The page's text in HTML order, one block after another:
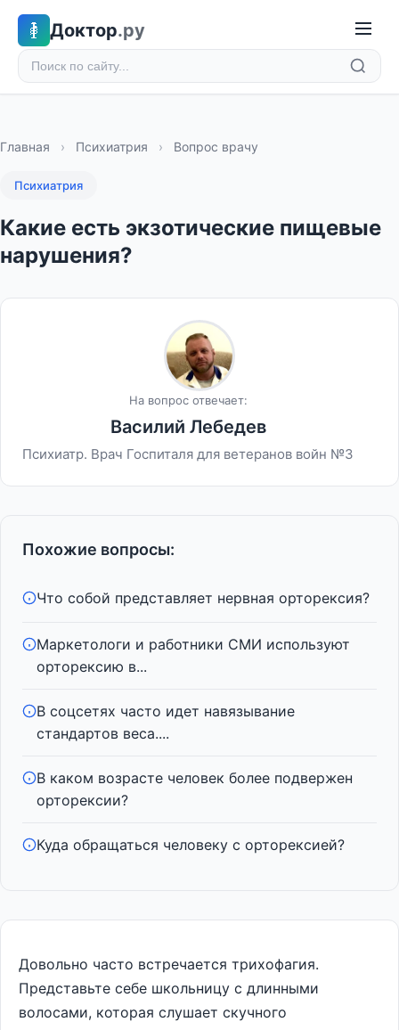
Доктор.ру
Главная › Психиатрия › Вопрос врачу
Психиатрия
Какие есть экзотические пищевые
нарушения?
На вопрос отвечает:
Василий Лебедев
Психиатр. Врач Госпиталя для ветеранов войн №3
Похожие вопросы:
Что собой представляет нервная орторексия?
Маркетологи и работники СМИ используют
орторексию в...
В соцсетях часто идет навязывание
стандартов веса....
В каком возрасте человек более подвержен
орторексии?
Куда обращаться человеку с орторексией?
Довольно часто встречается трихофагия.
Представьте себе школьницу с длинными
волосами, которая слушает скучного